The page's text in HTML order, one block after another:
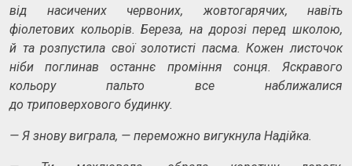
від
насичених червоних, жовтогарячих, навіть
фіолетових кольорів. Береза, на дорозі перед школою,
й та розпустила свої золотисті пасма. Кожен листочок
ніби поглинав останнє проміння сонця. Яскравого
кольору пальто все
наближалися
до триповерхового будинку.
— Я знову виграла, — переможно вигукнула Надійка.